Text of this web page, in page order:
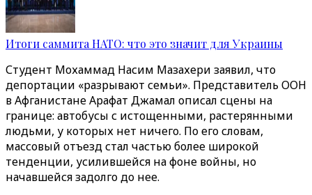
Итоги саммита НАТО: что это значит для Украины
Студент Мохаммад Насим Мазахери заявил, что
депортации «разрывают семьи». Представитель ООН
в Афганистане Арафат Джамал описал сцены на
границе: автобусы с истощенными, растерянными
людьми, у которых нет ничего. По его словам,
массовый отъезд стал частью более широкой
тенденции, усилившейся на фоне войны, но
начавшейся задолго до нее.